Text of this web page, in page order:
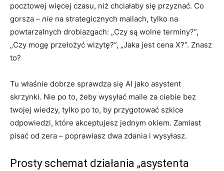
pocztowej więcej czasu, niż chciałaby się przyznać. Co
gorsza – nie na strategicznych mailach, tylko na
powtarzalnych drobiazgach: „Czy są wolne terminy?”,
„Czy mogę przełożyć wizytę?”, „Jaka jest cena X?”. Znasz
to?
Tu właśnie dobrze sprawdza się AI jako asystent
skrzynki. Nie po to, żeby wysyłać maile za ciebie bez
twojej wiedzy, tylko po to, by przygotować szkice
odpowiedzi, które akceptujesz jednym okiem. Zamiast
pisać od zera – poprawiasz dwa zdania i wysyłasz.
Prosty schemat działania „asystenta